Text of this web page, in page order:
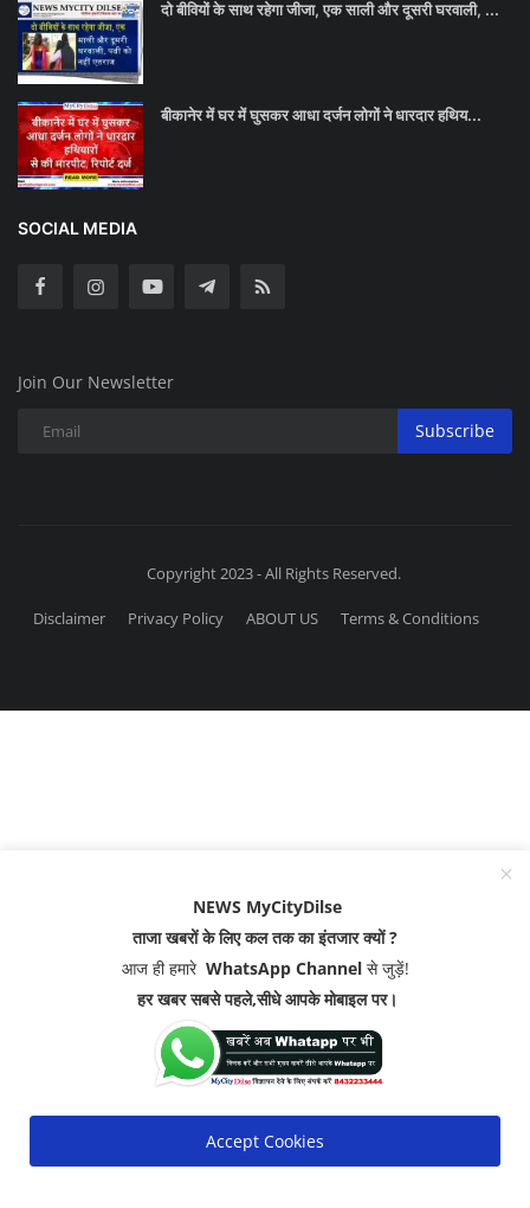
दो बीवियों के साथ रहेगा जीजा, एक साली और दूसरी घरवाली, ...
बीकानेर में घर में घुसकर आधा दर्जन लोगों ने धारदार हथिय...
SOCIAL MEDIA
Join Our Newsletter
Subscribe
Copyright 2023 - All Rights Reserved.
Disclaimer Privacy Policy ABOUT US Terms & Conditions
NEWS MyCityDilse
ताजा खबरों के लिए कल तक का इंतजार क्यों ?
आज ही हमारे WhatsApp Channelसे जुड़ें!
हर खबर सबसे पहले,सीधे आपके मोबाइल पर।
Accept Cookies